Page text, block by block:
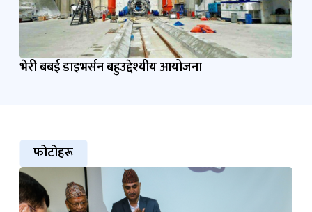
भेरी बबई डाइभर्सन बहुउद्देश्यीय आयोजना
फोटोहरू